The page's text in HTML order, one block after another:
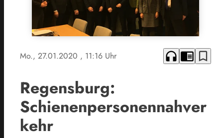
Mo., 27.01.2020 , 11:16 Uhr headphones chrome_reader_mode bookmark_border
Regensburg:
Schienenpersonennahver
kehr